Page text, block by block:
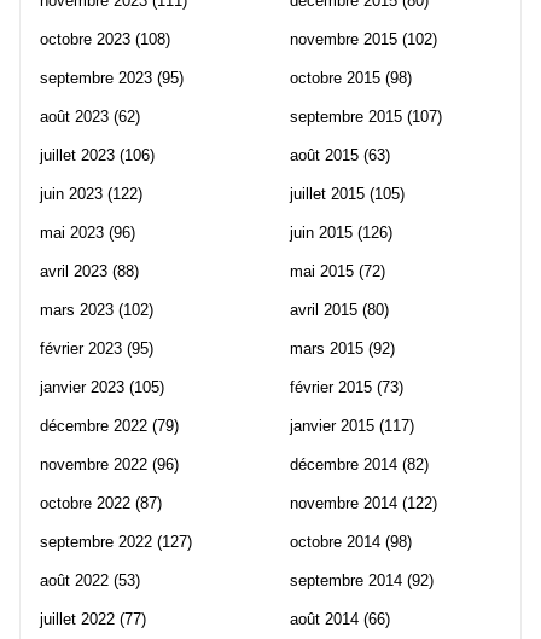
octobre 2023 (108)
septembre 2023 (95)
août 2023 (62)
juillet 2023 (106)
juin 2023 (122)
mai 2023 (96)
avril 2023 (88)
mars 2023 (102)
février 2023 (95)
janvier 2023 (105)
décembre 2022 (79)
novembre 2022 (96)
octobre 2022 (87)
septembre 2022 (127)
août 2022 (53)
juillet 2022 (77)
novembre 2015 (102)
octobre 2015 (98)
septembre 2015 (107)
août 2015 (63)
juillet 2015 (105)
juin 2015 (126)
mai 2015 (72)
avril 2015 (80)
mars 2015 (92)
février 2015 (73)
janvier 2015 (117)
décembre 2014 (82)
novembre 2014 (122)
octobre 2014 (98)
septembre 2014 (92)
août 2014 (66)